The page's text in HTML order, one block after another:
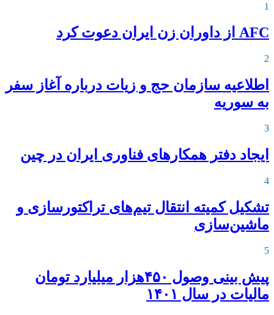
1
AFC از داوران زن ایران دعوت کرد
2
اطلاعیه‌ سازمان حج و زیات درباره آغاز سفر
به سوریه
3
ایجاد دفتر همکارهای فناوری ایران در چین
4
تشکیل کمیته انتقال تیم‌های تراکتورسازی و
ماشین‌سازی
5
پیش بینی وصول ۴۵۰هزار میلیارد تومان
مالیات در سال ۱۴۰۱